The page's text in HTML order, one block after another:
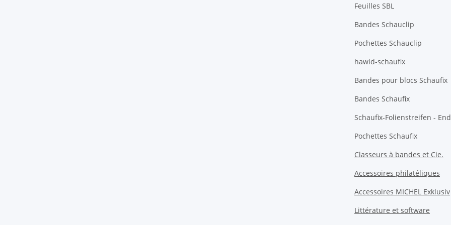
Feuilles SBL
Bandes Schauclip
Pochettes Schauclip
hawid-schaufix
Bandes pour blocs Schaufix
Bandes Schaufix
Schaufix-Folienstreifen -
Pochettes Schaufix
Classeurs à bandes et Cie.
Accessoires philatéliques
Accessoires MICHEL Exklusiv
Littérature et software